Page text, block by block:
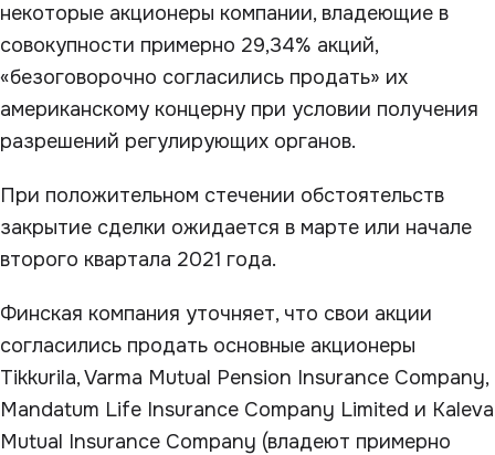
некоторые акционеры компании, владеющие в
совокупности примерно 29,34% акций,
«безоговорочно согласились продать» их
американскому концерну при условии получения
разрешений регулирующих органов.
При положительном стечении обстоятельств
закрытие сделки ожидается в марте или начале
второго квартала 2021 года.
Финская компания уточняет, что свои акции
согласились продать основные акционеры
Tikkurila, Varma Mutual Pension Insurance Company,
Mandatum Life Insurance Company Limited и Kaleva
Mutual Insurance Company (владеют примерно